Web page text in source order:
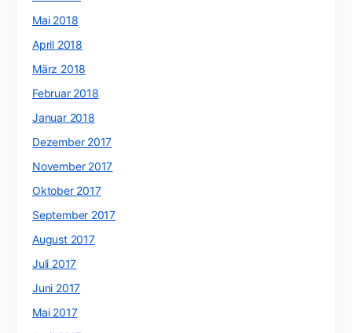
Mai 2018
April 2018
März 2018
Februar 2018
Januar 2018
Dezember 2017
November 2017
Oktober 2017
September 2017
August 2017
Juli 2017
Juni 2017
Mai 2017